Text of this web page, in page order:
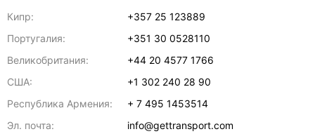
Кипр:
+357 25 123889
Португалия:
+351 30 0528110
Великобритания:
+44 20 4577 1766
США:
+1 302 240 28 90
Республика Армения:
+ 7 495 1453514
Эл. почта:
info@gettransport.com